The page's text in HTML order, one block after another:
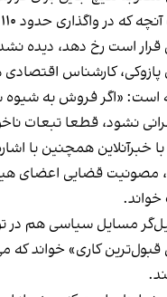
قرار است رخ دهد، دیده
کارشناس
است: «اگر فروش به
نشود، قطعا تبعات
خبرآنلاین همچنین با
مصونیت قضایی اعضای
خواند.
مسایل سیاسی هم در
قبول‌ترین کاری» خواند که